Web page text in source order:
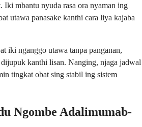
Iki mbantu nyuda rasa ora nyaman ing
utawa panasake kanthi cara liya kajaba
iki nganggo utawa tanpa panganan,
kanthi lisan. Nanging, njaga jadwal
tingkat obat sing stabil ing sistem
Ngombe Adalimumab-